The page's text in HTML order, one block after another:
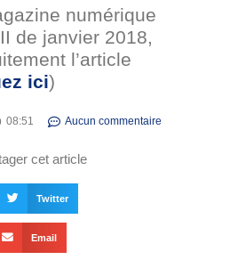
numérique
de janvier 2018,
l’article
ici)
08:51 Aucun commentaire
cet article
Twitter
Email